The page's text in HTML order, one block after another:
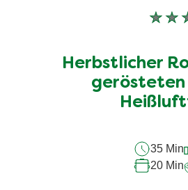
Herbstlicher
35 Min
20 Min